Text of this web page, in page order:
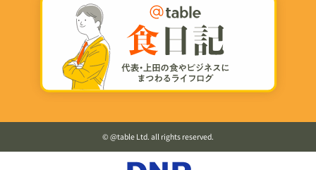
©️ @table Ltd. all rights reserved.